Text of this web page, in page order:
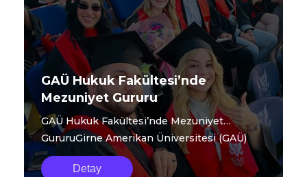
GAÜ Hukuk Fakültesi’nde
Mezuniyet Gururu
GAÜ Hukuk Fakültesi’nde Mezuniyet
GururuGirne Amerikan Üniversitesi (GAÜ)
Hukuk Fakültesi...
Detay